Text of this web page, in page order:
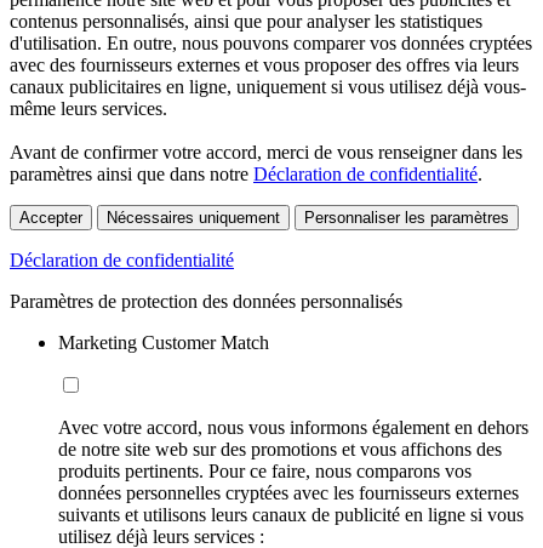
contenus personnalisés, ainsi que pour analyser les statistiques
d'utilisation. En outre, nous pouvons comparer vos données cryptées
avec des fournisseurs externes et vous proposer des offres via leurs
canaux publicitaires en ligne, uniquement si vous utilisez déjà vous-
même leurs services.
Avant de confirmer votre accord, merci de vous renseigner dans les
paramètres ainsi que dans notre Déclaration de confidentialité.
Accepter Nécessaires uniquement Personnaliser les paramètres
Déclaration de confidentialité
Paramètres de protection des données personnalisés
Marketing Customer Match
Avec votre accord, nous vous informons également en dehors
de notre site web sur des promotions et vous affichons des
produits pertinents. Pour ce faire, nous comparons vos
données personnelles cryptées avec les fournisseurs externes
suivants et utilisons leurs canaux de publicité en ligne si vous
utilisez déjà leurs services :